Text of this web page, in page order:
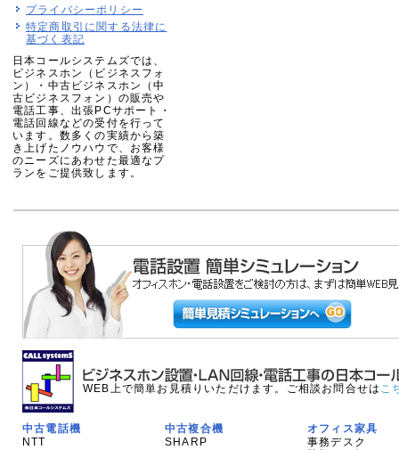
プライバシーポリシー
特定商取引に関する法律に
基づく表記
日本コールシステムズでは、
ビジネスホン（ビジネスフォ
ン）・中古ビジネスホン（中
古ビジネスフォン）の販売や
電話工事、出張PCサポート・
電話回線などの受付を行って
います。数多くの実績から築
き上げたノウハウで、お客様
のニーズにあわせた最適なプ
ランをご提供致します。
WEB上で簡単お見積りいただけます。ご相談お問合せは こ
中古電話機
NTT
中古複合機
SHARP
オフィス家具
事務デスク